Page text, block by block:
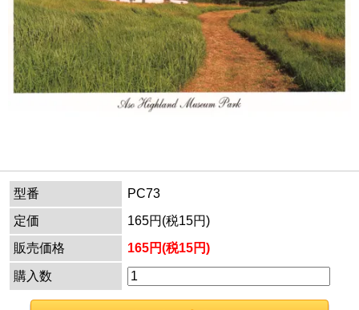
型番
PC73
定価
165円(税15円)
販売価格
165円(税15円)
購入数